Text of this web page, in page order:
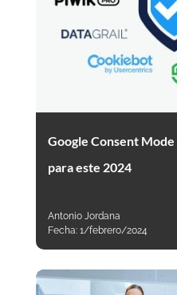
Google Consent
para este 2024
Antonio Jordana
Fecha: 1/febrero/2024